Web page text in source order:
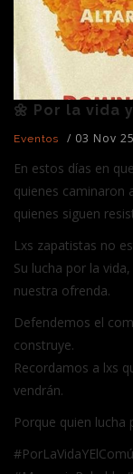
🌼 Por la vida
Eventos / 03 Nov 25
En estos días en
quienes caminaron
quienes siguen
Lxs zapatistas no
Su lucha por la
nuestra ofrenda.
Defendemos el
construye.
Recordamos a lxs
vendrán.
Porque quien lucha